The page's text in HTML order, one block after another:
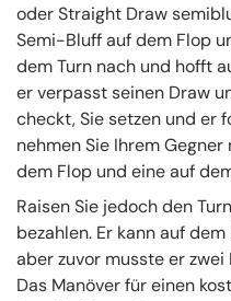
oder Straight Draw
Semi-Bluff auf dem Flop
dem Turn nach und hofft
er verpasst seinen Draw
checkt, Sie setzen und er
nehmen Sie Ihrem
dem Flop und eine auf
Raisen Sie jedoch den
bezahlen. Er kann auf
aber zuvor musste er
Das Manöver für einen